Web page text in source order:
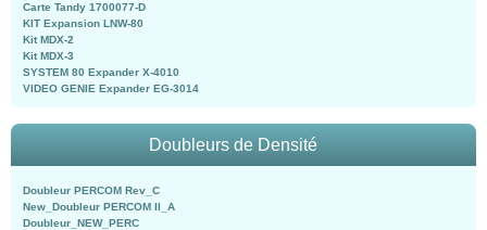
Carte Tandy 1700077-D
KIT Expansion LNW-80
Kit MDX-2
Kit MDX-3
SYSTEM 80 Expander X-4010
VIDEO GENIE Expander EG-3014
Doubleurs de Densité
Doubleur PERCOM Rev_C
New_Doubleur PERCOM II_A
Doubleur_NEW_PERC